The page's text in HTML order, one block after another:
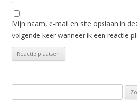
Mijn naam, e-mail en site opslaan in
volgende keer wanneer ik een reactie
naar: